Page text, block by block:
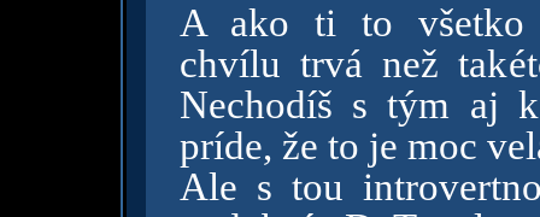
A ako ti to všetko
chvílu trvá než
Nechodíš s tým aj
príde, že to je moc
Ale s tou